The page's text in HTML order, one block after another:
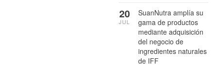
SuanNutra amplía su
gama de productos
mediante adquisición
del negocio de
ingredientes naturales
de IFF
20
JUL